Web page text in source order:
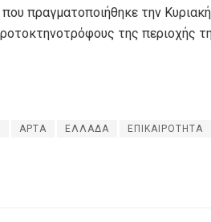
πραγματοποιήθηκε την
της περιοχής
ΑΡΤΑ ΕΛΛΑΔΑ ΕΠΙΚΑΙΡΟΤΗΤΑ